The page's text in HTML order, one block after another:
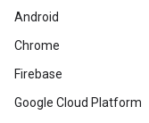
Android
Chrome
Firebase
Google Cloud Platform